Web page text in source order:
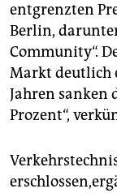
entgrenzten
Berlin,
Community“.
Markt deutlich
Jahren sanken
Prozent“,